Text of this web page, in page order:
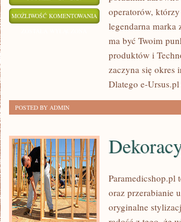
MOŻLIWOŚĆ KOMENTOWANIA OCHRONA
ŚRODOWISKA
ROLNICTWIE
operatorów,
legendarna marka
ma być Twoim
produktów i
zaczyna się okres
Dlatego e-
POSTED BY ADMIN
Paramedicshop.pl
oraz przerabianie
oryginalne